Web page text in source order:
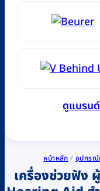
ดูแบรน
หน้าหลัก / อุปกรณ์
เครื่องช่วยฟัง